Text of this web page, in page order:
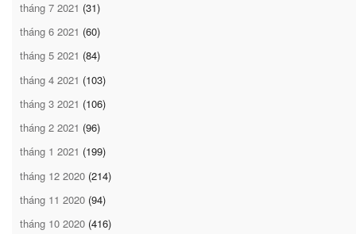
tháng 7 2021 (31)
tháng 6 2021 (60)
tháng 5 2021 (84)
tháng 4 2021 (103)
tháng 3 2021 (106)
tháng 2 2021 (96)
tháng 1 2021 (199)
tháng 12 2020 (214)
tháng 11 2020 (94)
tháng 10 2020 (416)